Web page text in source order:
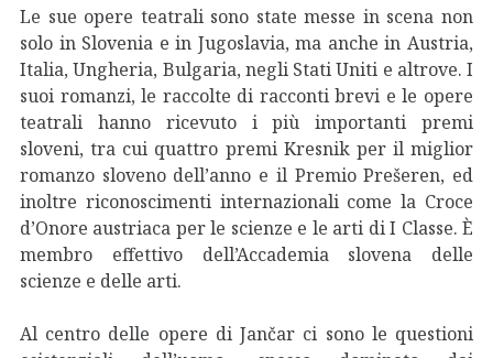
Le sue opere teatrali sono state messe in scena non
solo in Slovenia e in Jugoslavia, ma anche in Austria,
Italia, Ungheria, Bulgaria, negli Stati Uniti e altrove. I
suoi romanzi, le raccolte di racconti brevi e le opere
teatrali hanno ricevuto i più importanti premi
sloveni, tra cui quattro premi Kresnik per il miglior
romanzo sloveno dell’anno e il Premio Prešeren, ed
inoltre riconoscimenti internazionali come la Croce
d’Onore austriaca per le scienze e le arti di I Classe. È
membro effettivo dell’Accademia slovena delle
scienze e delle arti.
Al centro delle opere di Jančar ci sono le questioni